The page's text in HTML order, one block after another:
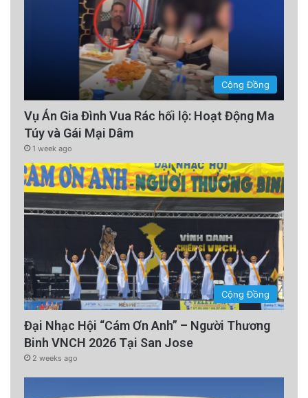
Cộng Đồng
Vụ Án Gia Đình Vua Rác hối lộ: Hoạt Động Ma
Túy và Gái Mại Dâm
1 week ago
Cộng Đồng
Đại Nhạc Hội “Cám Ơn Anh” – Người Thương
Binh VNCH 2026 Tại San Jose
2 weeks ago